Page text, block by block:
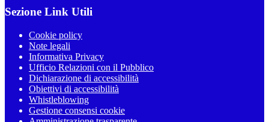
Sezione Link Utili
Cookie policy
Note legali
Informativa Privacy
Ufficio Relazioni con il Pubblico
Dichiarazione di accessibilità
Obiettivi di accessibilità
Whistleblowing
Gestione consensi cookie